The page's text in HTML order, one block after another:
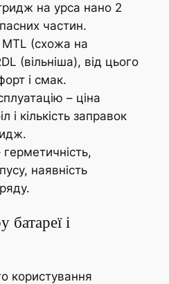
на урса нано 2
частин.
(схожа на
(вільніша), від цього
і смак.
– ціна
і кількість заправок
герметичність,
наявність
батареї і
користування